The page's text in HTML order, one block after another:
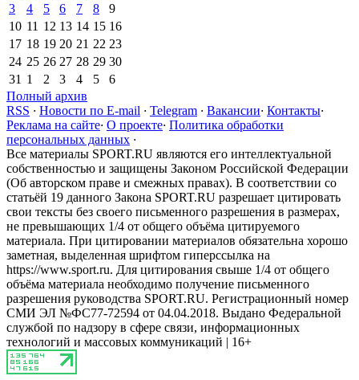
3
4 5 6 7 8
9
10 11 12 13 14 15 16
17 18 19 20 21 22 23
24 25 26 27 28 29 30
31 1 2 3 4 5
6
Полный архив
RSS · Новости по E-mail · Telegram · Вакансии· Контакты·
Реклама на сайте· О проекте· Политика обработки
персональных данных ·
Все материалы SPORT.RU являются его интеллектуальной
собственностью и защищены Законом Российской Федерации
(Об авторском праве и смежных правах). В соответствии со
статьёй 19 данного Закона SPORT.RU разрешает цитировать
свои тексты без своего письменного разрешения в размерах,
не превышающих 1/4 от общего объёма цитируемого
материала. При цитировании материалов обязательна хорошо
заметная, выделенная шрифтом гиперссылка на
https://www.sport.ru. Для цитирования свыше 1/4 от общего
объёма материала необходимо получение письменного
разрешения руководства SPORT.RU. Регистрационный номер
СМИ ЭЛ №ФС77-72594 от 04.04.2018. Выдано Федеральной
службой по надзору в сфере связи, информационных
технологий и массовых коммуникаций | 16+